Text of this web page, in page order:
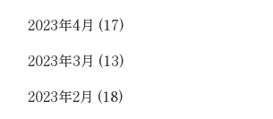
2023年4月 (17)
2023年3月 (13)
2023年2月 (18)